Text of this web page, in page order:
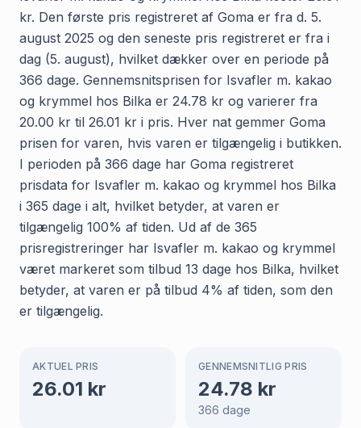
kr. Den første pris registreret af Goma er fra d. 5.
august 2025 og den seneste pris registreret er fra i
dag (5. august), hvilket dækker over en periode på
366 dage. Gennemsnitsprisen for Isvafler m. kakao
og krymmel hos Bilka er 24.78 kr og varierer fra
20.00 kr til 26.01 kr i pris. Hver nat gemmer Goma
prisen for varen, hvis varen er tilgængelig i butikken.
I perioden på 366 dage har Goma registreret
prisdata for Isvafler m. kakao og krymmel hos Bilka
i 365 dage i alt, hvilket betyder, at varen er
tilgængelig 100% af tiden. Ud af de 365
prisregistreringer har Isvafler m. kakao og krymmel
været markeret som tilbud 13 dage hos Bilka, hvilket
betyder, at varen er på tilbud 4% af tiden, som den
er tilgængelig.
AKTUEL PRIS
26.01 kr
GENNEMSNITLIG PRIS
24.78 kr
366 dage